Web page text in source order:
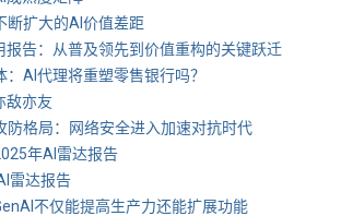
断扩大的AI价值差距
报告：从普及领先到价值重构的关键跃迁
：AI代理将重塑零售银行吗？
敌亦友
防格局：网络安全进入加速对抗时代
年AI雷达报告
雷达报告
不仅能提高生产力还能扩展功能